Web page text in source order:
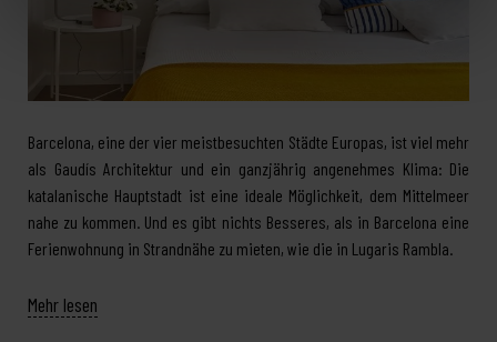
Barcelona, eine der vier meistbesuchten Städte Europas, ist viel mehr
als Gaudís Architektur und ein ganzjährig angenehmes Klima: Die
katalanische Hauptstadt ist eine ideale Möglichkeit, dem Mittelmeer
nahe zu kommen. Und es gibt nichts Besseres, als in Barcelona eine
Ferienwohnung in Strandnähe zu mieten, wie die in Lugaris Rambla.
Mehr lesen